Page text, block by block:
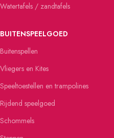
Watertafels / zandtafels
BUITENSPEELGOED
Buitenspellen
Vliegers en Kites
Speeltoestellen en trampolines
Rijdend speelgoed
Schommels